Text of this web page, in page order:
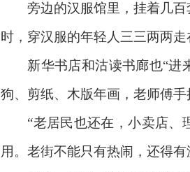
旁边的汉服馆里，挂着几百
时，穿汉服的年轻人三三两两
新华书店和沽读书廊也“进
狗、剪纸、木版年画，老师傅
“老居民也还在，小卖店、理
用。老街不能只有热闹，还得有